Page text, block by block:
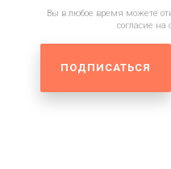
Вы в любое время можете
согласие на